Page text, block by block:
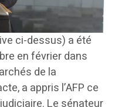
ci-dessus) a été
en février dans
de la
a appris l’AFP ce